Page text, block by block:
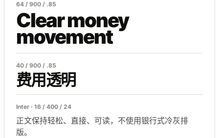
64 / 900 / .85
Clear money
movement
40 / 900 / .85
费用透明
Inter · 16 / 400 / 24
正文保持轻松、直接、可读，不使用银行式冷灰排
版。